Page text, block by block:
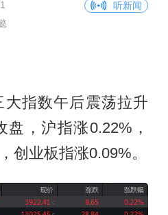
听新闻
指数午后震荡拉升
，沪指涨0.22%，
创业板指涨0.09%。